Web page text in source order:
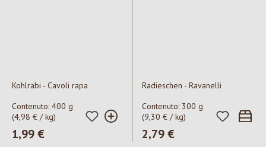
Kohlrabi - Cavoli rapa
Contenuto: 400 g
(4,98 € / kg)
Prezzo normale:
1,99 €
Radieschen - Ravanelli
Contenuto: 300 g
(9,30 € / kg)
Prezzo normale:
2,79 €